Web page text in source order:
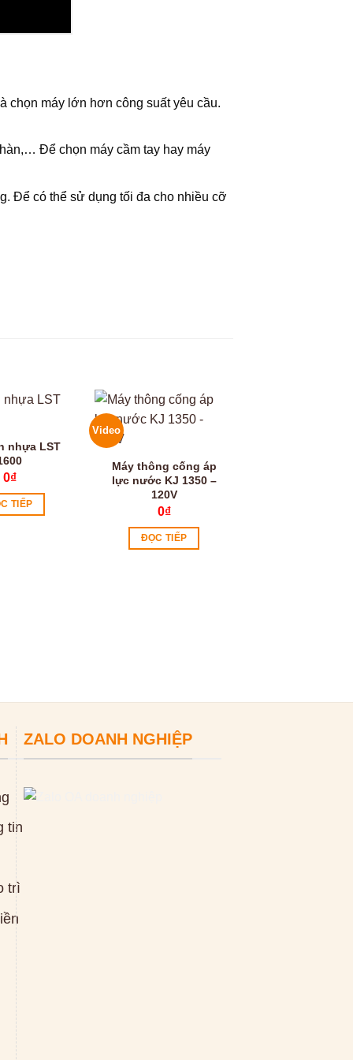
chọn máy lớn hơn công suất yêu cầu.
Để chọn máy cầm tay hay máy
Để có thể sử dụng tối đa cho nhiều cỡ
nhựa LST
0₫
TIẾP
Video
Máy thông cống áp
lực nước KJ 1350 –
120V
0₫
ĐỌC TIẾP
tin
trì
ZALO DOANH NGHIỆP